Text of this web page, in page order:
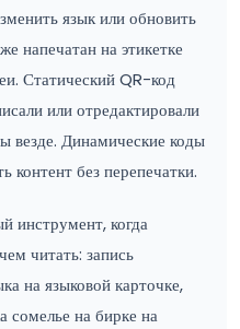
язык или обновить
напечатан на этикетке
Статический QR-код
или отредактировали
везде. Динамические коды
контент без перепечатки.
инструмент, когда
читать: запись
на языковой карточке,
сомелье на бирке на